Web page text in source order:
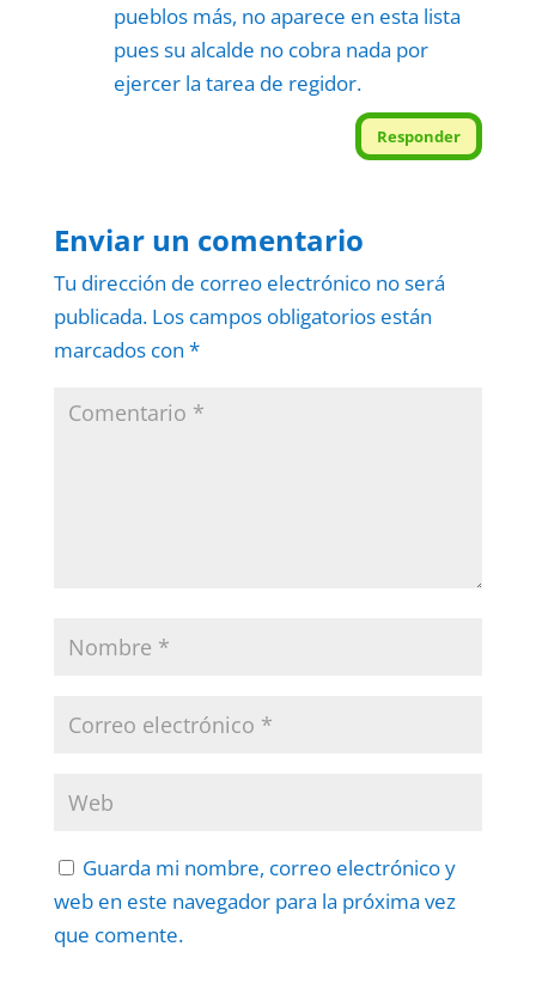
pueblos más, no aparece en esta lista
pues su alcalde no cobra nada por
ejercer la tarea de regidor.
Responder
Enviar un comentario
Tu dirección de correo electrónico no será
publicada. Los campos obligatorios están
marcados con *
Guarda mi nombre, correo electrónico y
web en este navegador para la próxima vez
que comente.